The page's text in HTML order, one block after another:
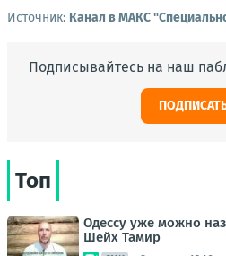
Источник: Канал в МАКС
Подписывайтесь на наш
Топ
Одессу уже можно
Шейх Тамир